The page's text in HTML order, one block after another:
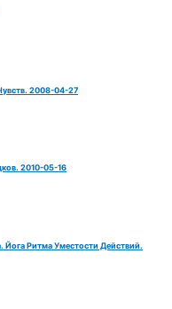
2008-04-27
2010-05-16
Йога Ритма Уместости Действий.